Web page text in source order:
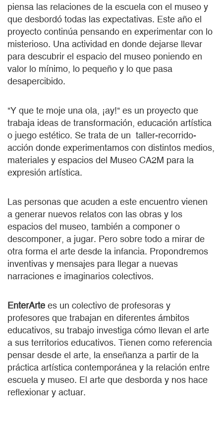
piensa las relaciones de la escuela con el museo y
que desbordó todas las expectativas. Este año el
proyecto continúa pensando en experimentar con lo
misterioso. Una actividad en donde dejarse llevar
para descubrir el espacio del museo poniendo en
valor lo mínimo, lo pequeño y lo que pasa
desapercibido.
"Y que te moje una ola, ¡ay!" es un proyecto que
trabaja ideas de transformación, educación artística
o juego estético. Se trata de un taller-recorrido-
acción donde experimentamos con distintos medios,
materiales y espacios del Museo CA2M para la
expresión artística.
Las personas que acuden a este encuentro vienen
a generar nuevos relatos con las obras y los
espacios del museo, también a componer o
descomponer, a jugar. Pero sobre todo a mirar de
otra forma el arte desde la infancia. Propondremos
inventivas y mensajes para llegar a nuevas
narraciones e imaginarios colectivos.
EnterArte es un colectivo de profesoras y
profesores que trabajan en diferentes ámbitos
educativos, su trabajo investiga cómo llevan el arte
a sus territorios educativos. Tienen como referencia
pensar desde el arte, la enseñanza a partir de la
práctica artística contemporánea y la relación entre
escuela y museo. El arte que desborda y nos hace
reflexionar y actuar.